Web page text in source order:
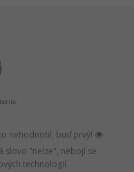
nehodnotil, buď prvý!
slovo "nelze", nebojí se
technologií.